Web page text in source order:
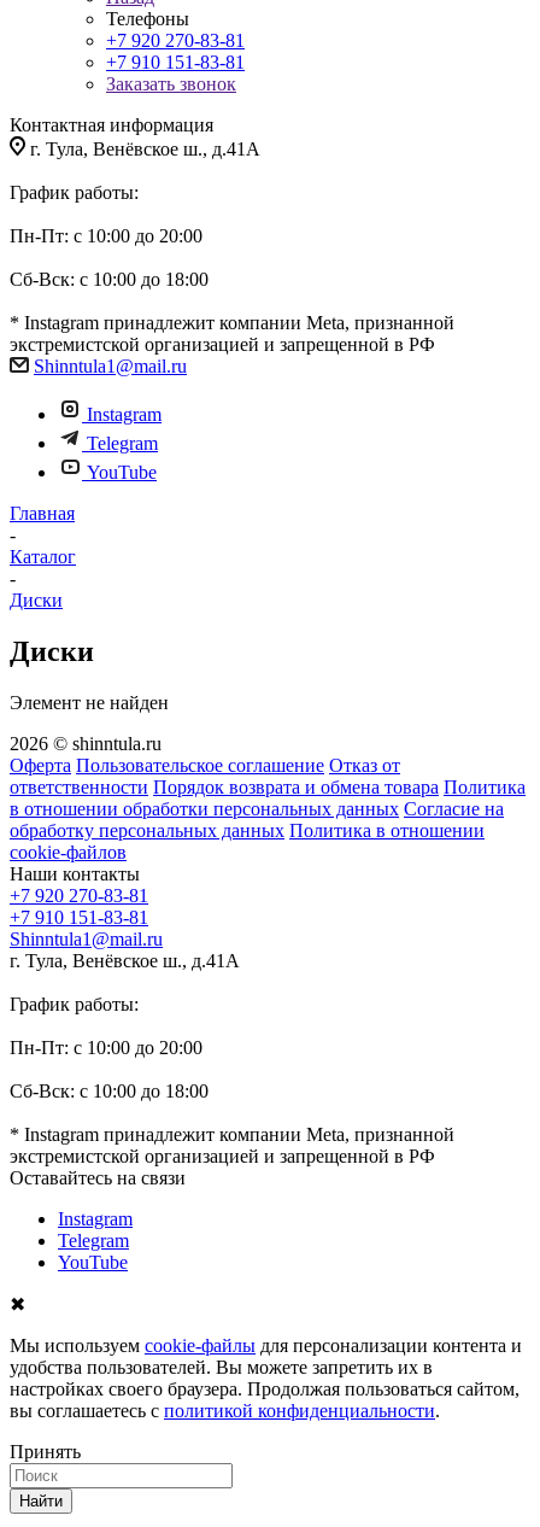
Телефоны
+7 920 270-83-81
+7 910 151-83-81
Заказать звонок
Контактная информация
г. Тула, Венёвское ш., д.41А
График работы:
Пн-Пт: с 10:00 до 20:00
Сб-Вск: с 10:00 до 18:00
* Instagram принадлежит компании Meta, признанной
экстремистской организацией и запрещенной в РФ
Shinntula1@mail.ru
Instagram
Telegram
YouTube
Главная
-
Каталог
-
Диски
Диски
Элемент не найден
2026 © shinntula.ru
Оферта Пользовательское соглашение Отказ от
ответственности Порядок возврата и обмена товара Политика
в отношении обработки персональных данных Согласие на
обработку персональных данных Политика в отношении
cookie-файлов
Наши контакты
+7 920 270-83-81
+7 910 151-83-81
Shinntula1@mail.ru
г. Тула, Венёвское ш., д.41А
График работы:
Пн-Пт: с 10:00 до 20:00
Сб-Вск: с 10:00 до 18:00
* Instagram принадлежит компании Meta, признанной
экстремистской организацией и запрещенной в РФ
Оставайтесь на связи
Instagram
Telegram
YouTube
✖
Мы используем cookie-файлы для персонализации контента и
удобства пользователей. Вы можете запретить их в
настройках своего браузера. Продолжая пользоваться сайтом,
вы соглашаетесь с политикой конфиденциальности.
Принять
Найти